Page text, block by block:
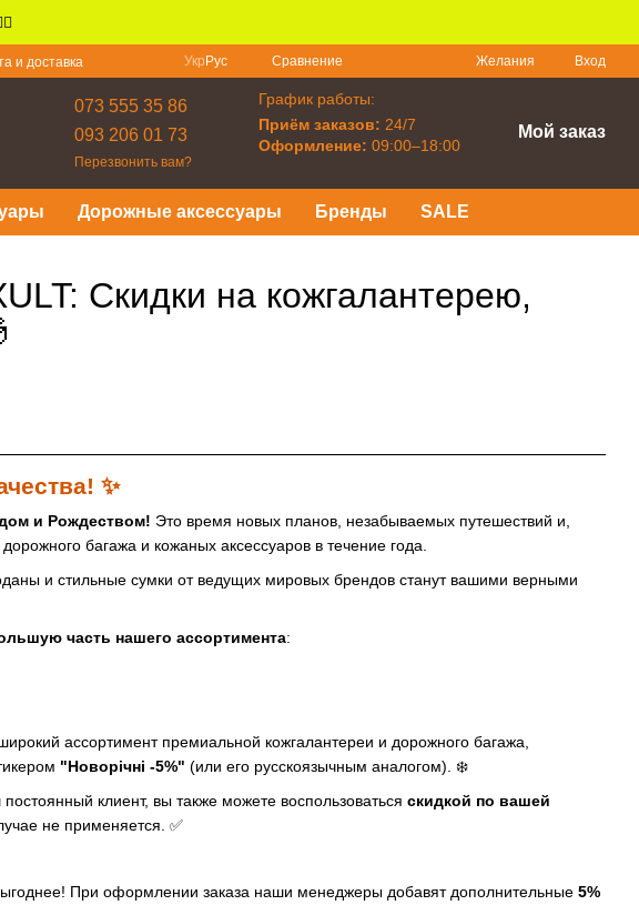
и доставка
Укр Рус Сравнение Желания Вход
073 555 35 86
093 206 01 73
Перезвонить вам?
График работы:
Приём заказов: 24/7
Оформление: 09:00–18:00
Мой заказ
Дорожные аксессуары Бренды SALE
Скидки на кожгалантерею,
✨
и Рождеством! Это время новых планов, незабываемых путешествий и,
багажа и кожаных аксессуаров в течение года.
и стильные сумки от ведущих мировых брендов станут вашими верными
часть нашего ассортимента:
ассортимент премиальной кожгалантереи и дорожного багажа,
"Новорічні -5%" (или его русскоязычным аналогом). ❄️
клиент, вы также можете воспользоваться скидкой по вашей
не применяется. ✅
При оформлении заказа наши менеджеры добавят дополнительные 5%